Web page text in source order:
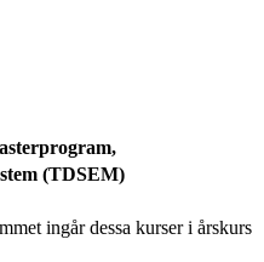
(TDSEM)
ingår dessa kurser i årskurs